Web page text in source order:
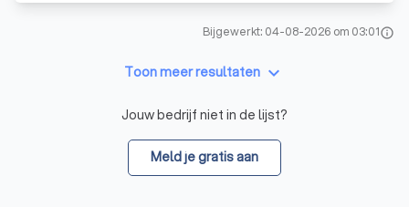
Bijgewerkt: 04-08-2026 om 03:01info
Toon meer resultaten keyboard_arrow_down
Jouw bedrijf niet in de lijst?
Meld je gratis aan